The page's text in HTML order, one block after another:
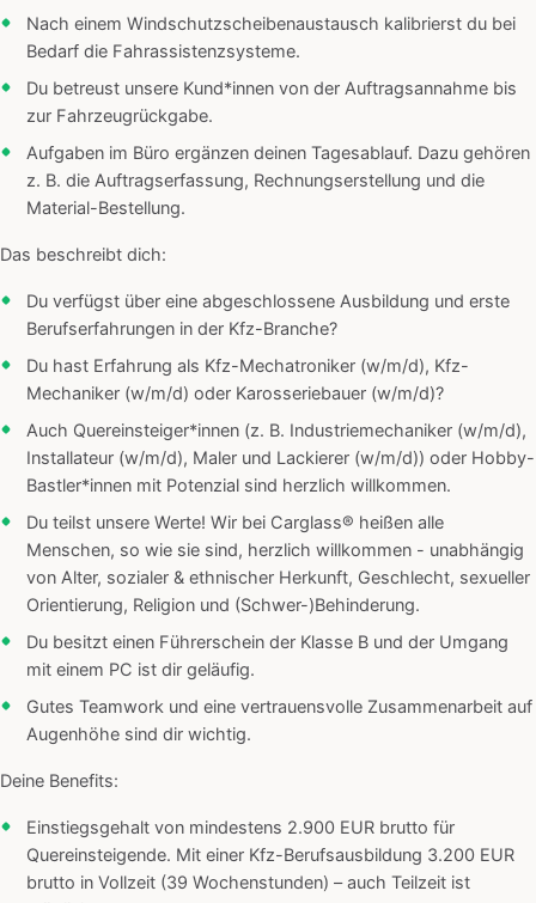
Nach einem Windschutzscheibenaustausch kalibrierst du bei
Bedarf die Fahrassistenzsysteme.
Du betreust unsere Kund*innen von der Auftragsannahme bis
zur Fahrzeugrückgabe.
Aufgaben im Büro ergänzen deinen Tagesablauf. Dazu gehören
z. B. die Auftragserfassung, Rechnungserstellung und die
Material-Bestellung.
Das beschreibt dich:
Du verfügst über eine abgeschlossene Ausbildung und erste
Berufserfahrungen in der Kfz-Branche?
Du hast Erfahrung als Kfz-Mechatroniker (w/m/d), Kfz-
Mechaniker (w/m/d) oder Karosseriebauer (w/m/d)?
Auch Quereinsteiger*innen (z. B. Industriemechaniker (w/m/d),
Installateur (w/m/d), Maler und Lackierer (w/m/d)) oder Hobby-
Bastler*innen mit Potenzial sind herzlich willkommen.
Du teilst unsere Werte! Wir bei Carglass® heißen alle
Menschen, so wie sie sind, herzlich willkommen - unabhängig
von Alter, sozialer & ethnischer Herkunft, Geschlecht, sexueller
Orientierung, Religion und (Schwer-)Behinderung.
Du besitzt einen Führerschein der Klasse B und der Umgang
mit einem PC ist dir geläufig.
Gutes Teamwork und eine vertrauensvolle Zusammenarbeit auf
Augenhöhe sind dir wichtig.
Deine Benefits:
Einstiegsgehalt von mindestens 2.900 EUR brutto für
Quereinsteigende. Mit einer Kfz-Berufsausbildung 3.200 EUR
brutto in Vollzeit (39 Wochenstunden) – auch Teilzeit ist